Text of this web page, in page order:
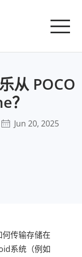
从 POCO
？
Jun 20, 2025
传输存储在
系统（例如